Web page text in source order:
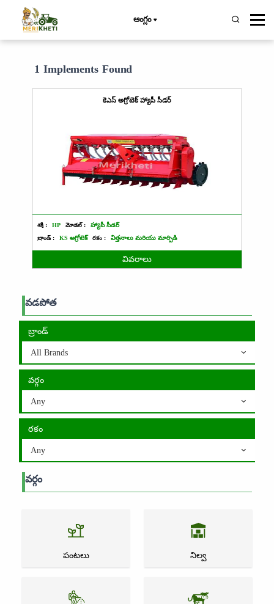
ఆంగ్లం
1 Implements Found
కెఎస్ అగ్రోటెక్ హ్యాపీ సీడర్
శక్తి : HP మోడల్ :
హ్యాపీ సీడర్
బ్రాండ్ :
KS అగ్రోటెక్ రకం : విత్తనాలు మరియు మార్పిడి
వివరాలు
వడపోత
బ్రాండ్
All Brands
వర్గం
Any
రకం
Any
వర్గం
పంటలు నిల్వ